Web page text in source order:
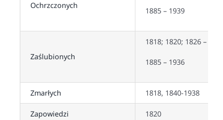
Ochrzczonych
1885 – 1939
Zaślubionych
1818; 1820; 1826 –
1885 – 1936
Zmarłych 1818, 1840-1938
Zapowiedzi 1820